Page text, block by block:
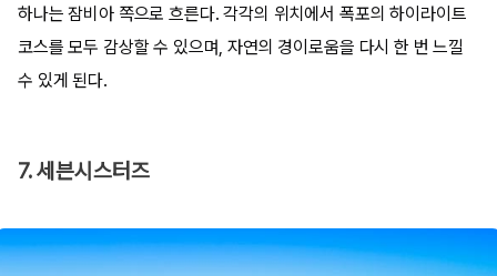
하나는 잠비아 쪽으로 흐른다. 각각의 위치에서 폭포의 하이라이트
코스를 모두 감상할 수 있으며, 자연의 경이로움을 다시 한 번 느낄
수 있게 된다.
7. 세븐시스터즈